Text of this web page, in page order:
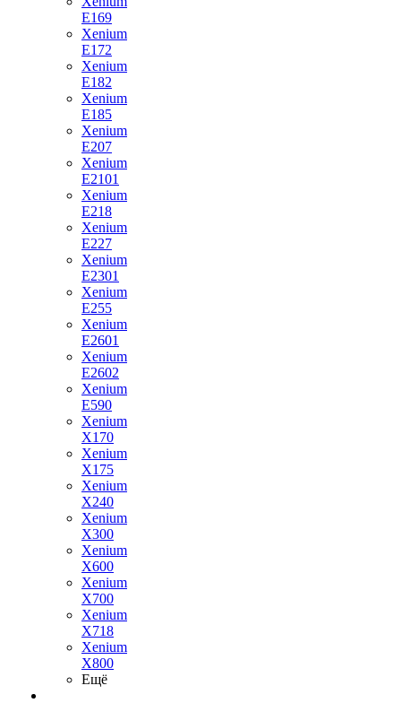
E169
Xenium
E172
Xenium
E182
Xenium
E185
Xenium
E207
Xenium
E2101
Xenium
E218
Xenium
E227
Xenium
E2301
Xenium
E255
Xenium
E2601
Xenium
E2602
Xenium
E590
Xenium
X170
Xenium
X175
Xenium
X240
Xenium
X300
Xenium
X600
Xenium
X700
Xenium
X718
Xenium
X800
Ещё